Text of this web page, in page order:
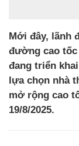
Mới đây, lãnh
đường cao tốc
đang triển
lựa chọn nhà
mở rộng cao
19/8/2025.